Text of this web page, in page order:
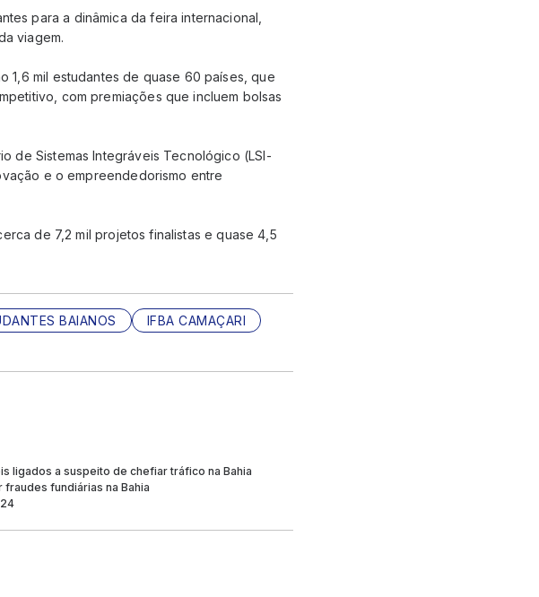
para a dinâmica da feira internacional,
viagem.
1,6 mil estudantes de quase 60 países, que
com premiações que incluem bolsas
de Sistemas Integráveis Tecnológico (LSI-
e o empreendedorismo entre
de 7,2 mil projetos finalistas e quase 4,5
BAIANOS
IFBA CAMAÇARI
ligados a suspeito de chefiar tráfico na Bahia
fundiárias na Bahia